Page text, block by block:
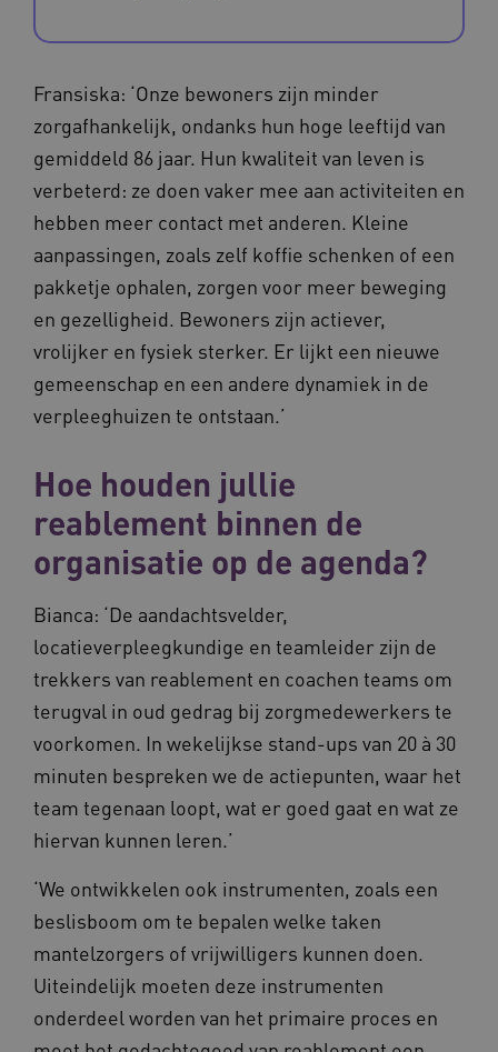
Fransiska: ‘Onze bewoners zijn minder
zorgafhankelijk, ondanks hun hoge leeftijd van
gemiddeld 86 jaar. Hun kwaliteit van leven is
verbeterd: ze doen vaker mee aan activiteiten en
hebben meer contact met anderen. Kleine
aanpassingen, zoals zelf koffie schenken of een
pakketje ophalen, zorgen voor meer beweging
en gezelligheid. Bewoners zijn actiever,
vrolijker en fysiek sterker. Er lijkt een nieuwe
gemeenschap en een andere dynamiek in de
verpleeghuizen te ontstaan.’
Hoe houden jullie
reablement binnen de
organisatie op de agenda?
Bianca: ‘De aandachtsvelder,
locatieverpleegkundige en teamleider zijn de
trekkers van reablement en coachen teams om
terugval in oud gedrag bij zorgmedewerkers te
voorkomen. In wekelijkse stand-ups van 20 à 30
minuten bespreken we de actiepunten, waar het
team tegenaan loopt, wat er goed gaat en wat ze
hiervan kunnen leren.’
‘We ontwikkelen ook instrumenten, zoals een
beslisboom om te bepalen welke taken
mantelzorgers of vrijwilligers kunnen doen.
Uiteindelijk moeten deze instrumenten
onderdeel worden van het primaire proces en
BCSessionID www.waardigheidentrots.nl